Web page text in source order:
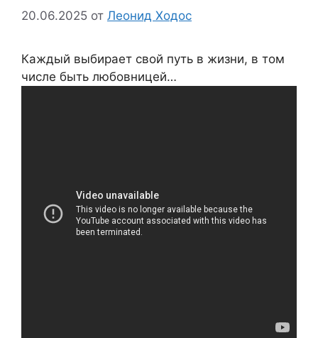
20.06.2025 от Леонид Ходос
Каждый выбирает свой путь в жизни, в том
числе быть любовницей…